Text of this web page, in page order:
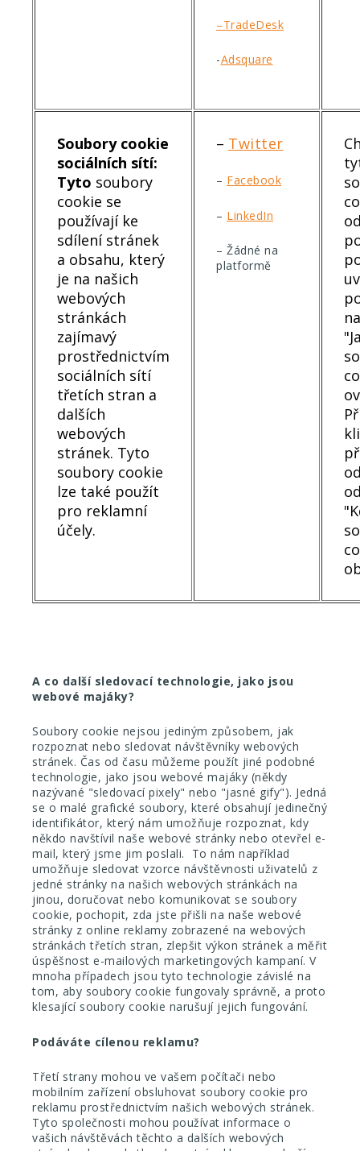
–TradeDesk
-Adsquare
Soubory cookie
sociálních sítí:
Tyto soubory
cookie se
používají ke
sdílení stránek
a obsahu, který
je na našich
webových
stránkách
zajímavý
prostřednictvím
sociálních sítí
třetích stran a
dalších
webových
stránek. Tyto
soubory cookie
lze také použít
pro reklamní
účely.
– Twitter
– Facebook
– LinkedIn
– Žádné na
platformě
A co další sledovací technologie, jako jsou
webové majáky?
Soubory cookie nejsou jediným způsobem, jak
rozpoznat nebo sledovat návštěvníky webových
stránek. Čas od času můžeme použít jiné podobné
technologie, jako jsou webové majáky (někdy
nazývané "sledovací pixely" nebo "jasné gify"). Jedná
se o malé grafické soubory, které obsahují jedinečný
identifikátor, který nám umožňuje rozpoznat, kdy
někdo navštívil naše webové stránky nebo otevřel e-
mail, který jsme jim poslali. To nám například
umožňuje sledovat vzorce návštěvnosti uživatelů z
jedné stránky na našich webových stránkách na
jinou, doručovat nebo komunikovat se soubory
cookie, pochopit, zda jste přišli na naše webové
stránky z online reklamy zobrazené na webových
stránkách třetích stran, zlepšit výkon stránek a měřit
úspěšnost e-mailových marketingových kampaní. V
mnoha případech jsou tyto technologie závislé na
tom, aby soubory cookie fungovaly správně, a proto
klesající soubory cookie narušují jejich fungování.
Podáváte cílenou reklamu?
Třetí strany mohou ve vašem počítači nebo
mobilním zařízení obsluhovat soubory cookie pro
reklamu prostřednictvím našich webových stránek.
Tyto společnosti mohou používat informace o
vašich návštěvách těchto a dalších webových